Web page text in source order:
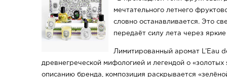
мечтательного летнего
словно останавливается. Это
передаёт силу лета через
Лимитированный аромат L’Eau
древнегреческой мифологией и легендой о
описанию бренда, композиция раскрывается